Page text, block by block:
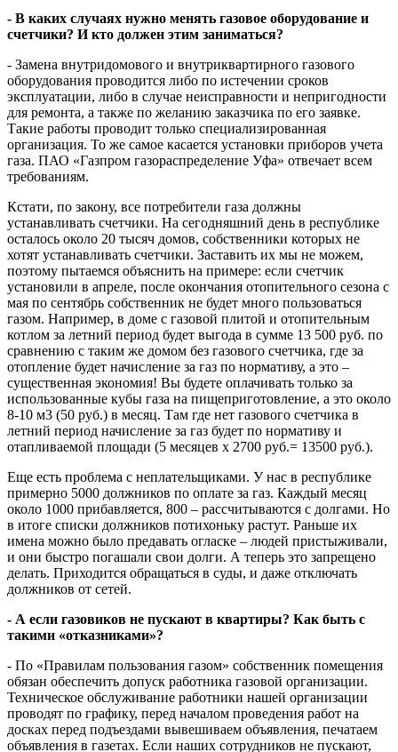
- В каких случаях нужно менять газовое оборудование и
счетчики? И кто должен этим заниматься?
- Замена внутридомового и внутриквартирного газового
оборудования проводится либо по истечении сроков
эксплуатации, либо в случае неисправности и непригодности
для ремонта, а также по желанию заказчика по его заявке.
Такие работы проводит только специализированная
организация. То же самое касается установки приборов учета
газа. ПАО «Газпром газораспределение Уфа» отвечает всем
требованиям.
Кстати, по закону, все потребители газа должны
устанавливать счетчики. На сегодняшний день в республике
осталось около 20 тысяч домов, собственники которых не
хотят устанавливать счетчики. Заставить их мы не можем,
поэтому пытаемся объяснить на примере: если счетчик
установили в апреле, после окончания отопительного сезона с
мая по сентябрь собственник не будет много пользоваться
газом. Например, в доме с газовой плитой и отопительным
котлом за летний период будет выгода в сумме 13 500 руб. по
сравнению с таким же домом без газового счетчика, где за
отопление будет начисление за газ по нормативу, а это –
существенная экономия! Вы будете оплачивать только за
использованные кубы газа на пищеприготовление, а это около
8-10 м3 (50 руб.) в месяц. Там где нет газового счетчика в
летний период начисление за газ будет по нормативу и
отапливаемой площади (5 месяцев х 2700 руб.= 13500 руб.).
Еще есть проблема с неплательщиками. У нас в республике
примерно 5000 должников по оплате за газ. Каждый месяц
около 1000 прибавляется, 800 – рассчитываются с долгами. Но
в итоге списки должников потихоньку растут. Раньше их
имена можно было предавать огласке – людей пристыживали,
и они быстро погашали свои долги. А теперь это запрещено
делать. Приходится обращаться в суды, и даже отключать
должников от сетей.
- А если газовиков не пускают в квартиры? Как быть с
такими «отказниками»?
- По «Правилам пользования газом» собственник помещения
обязан обеспечить допуск работника газовой организации.
Техническое обслуживание работники нашей организации
проводят по графику, перед началом проведения работ на
досках перед подъездами вывешиваем объявления, печатаем
объявления в газетах. Если наших сотрудников не пускают,